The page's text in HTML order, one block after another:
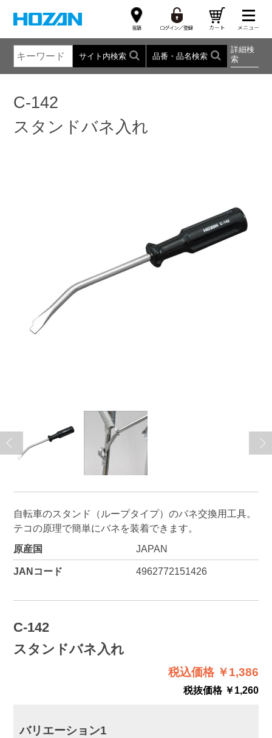
サイト内検索 品番・品名検索
詳細検
索
C-142
スタンドバネ入れ
自転車のスタンド（ループタイプ）のバネ交換用工具。
テコの原理で簡単にバネを装着できます。
原産国
JAPAN
JANコード 4962772151426
C-142
スタンドバネ入れ
税込価格 ￥1,386
税抜価格 ￥1,260
バリエーション1